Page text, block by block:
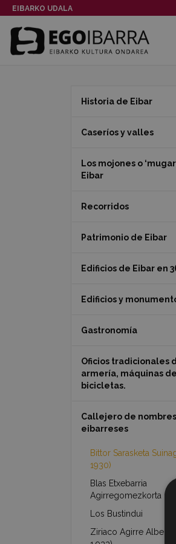
EIBARKO UDALA
Historia de Eibar
Caseríos y valles
Los mojones o
Eibar
Recorridos
Patrimonio de Eibar
Edificios de Eibar en
Edificios y
Gastronomía
Oficios tradicionales
armería, máquinas
bicicletas.
Callejero de nombres
eibarreses
Bittor Sarasketa
1930)
Blas Etxebarria
Agirregomezkorta
Los Bustindui
Ziriaco Agirre Alberdi